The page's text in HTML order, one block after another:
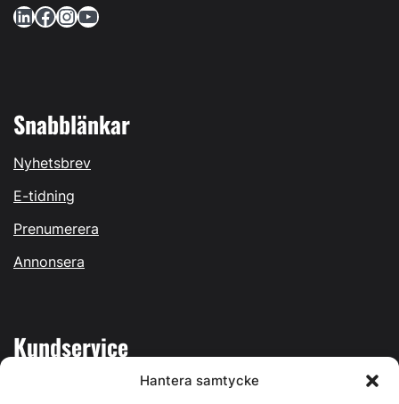
Hantera samtycke
LinkedIn Facebook InstagramYouTube
Snabblänkar
Nyhetsbrev
E-tidning
Prenumerera
Annonsera
Kundservice